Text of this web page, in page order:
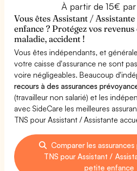
À partir de 15€
Vous êtes Assistant /
enfance ? Protégez vos revenus
maladie, accident !
Vous êtes indépendants, et
votre caisse d'assurance ne sont
voire négligeables. Beaucoup
recours à des assurances
(travailleur non salarié) et les
avec SideCare les meilleures
TNS pour Assistant / Assistante
Comparer les
TNS pour Assistant /
petite enfance